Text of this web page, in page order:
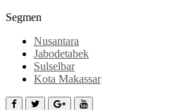
Segmen
Nusantara
Jabodetabek
Sulselbar
Kota Makassar